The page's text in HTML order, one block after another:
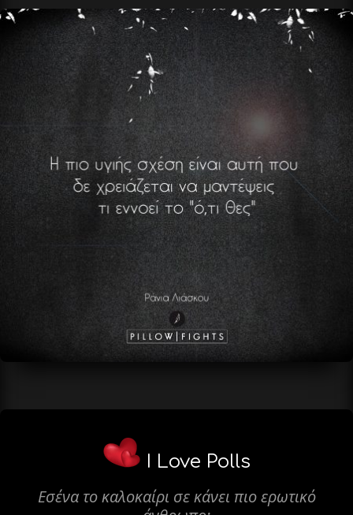
I Love Polls
Εσένα το καλοκαίρι σε κάνει πιο ερωτικό